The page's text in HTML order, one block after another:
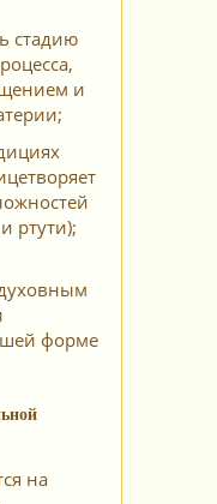
стадию
и
ртути);
форме
на